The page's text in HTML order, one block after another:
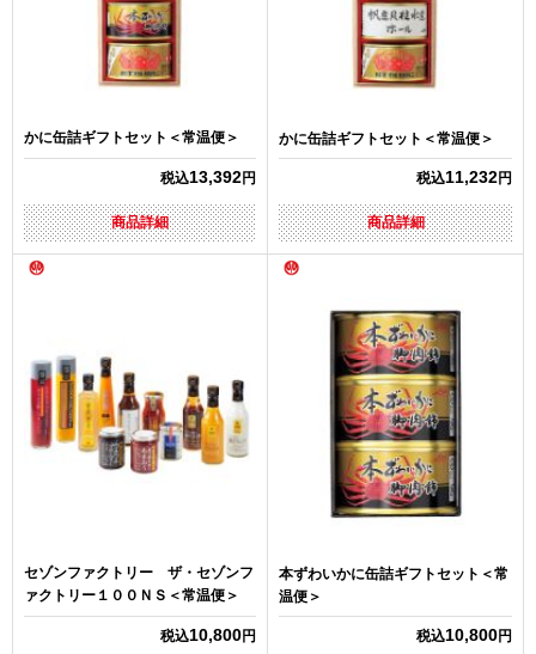
かに缶詰ギフトセット＜常温便＞
税込13,392円
商品詳細
かに缶詰ギフトセット＜常温便＞
税込11,232円
商品詳細
セゾンファクトリー ザ・セゾンフ
ァクトリー１００ＮＳ＜常温便＞
税込10,800円
本ずわいかに缶詰ギフトセット＜常
温便＞
税込10,800円